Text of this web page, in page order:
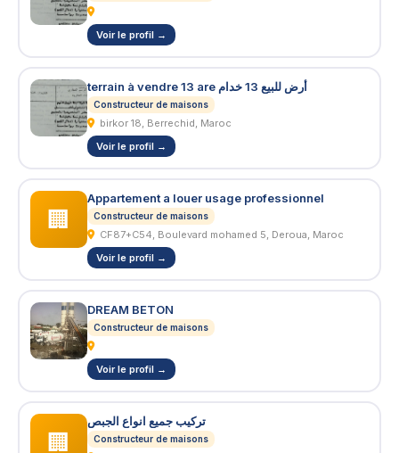
Voir le profil →
terrain à vendre 13 are أرض للبيع 13 خدام
Constructeur de maisons
birkor 18, Berrechid, Maroc
Voir le profil →
🏢
Appartement a louer usage professionnel
Constructeur de maisons
CF87+C54, Boulevard mohamed 5, Deroua, Maroc
Voir le profil →
DREAM BETON
Constructeur de maisons
Voir le profil →
🏢
تركيب جميع انواع الجبص
Constructeur de maisons